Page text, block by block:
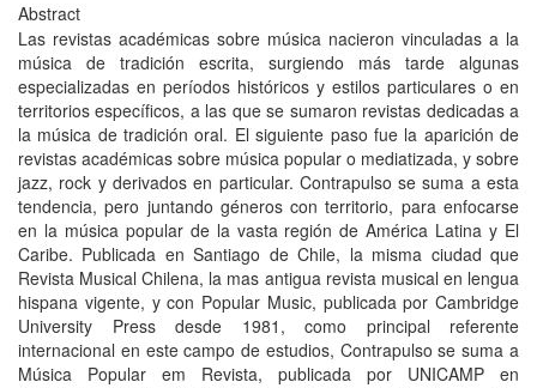
Abstract
Las revistas académicas sobre música nacieron vinculadas a la
música de tradición escrita, surgiendo más tarde algunas
especializadas en períodos históricos y estilos particulares o en
territorios específicos, a las que se sumaron revistas dedicadas a
la música de tradición oral. El siguiente paso fue la aparición de
revistas académicas sobre música popular o mediatizada, y sobre
jazz, rock y derivados en particular. Contrapulso se suma a esta
tendencia, pero juntando géneros con territorio, para enfocarse
en la música popular de la vasta región de América Latina y El
Caribe. Publicada en Santiago de Chile, la misma ciudad que
Revista Musical Chilena, la mas antigua revista musical en lengua
hispana vigente, y con Popular Music, publicada por Cambridge
University Press desde 1981, como principal referente
internacional en este campo de estudios, Contrapulso se suma a
Música Popular em Revista, publicada por UNICAMP en